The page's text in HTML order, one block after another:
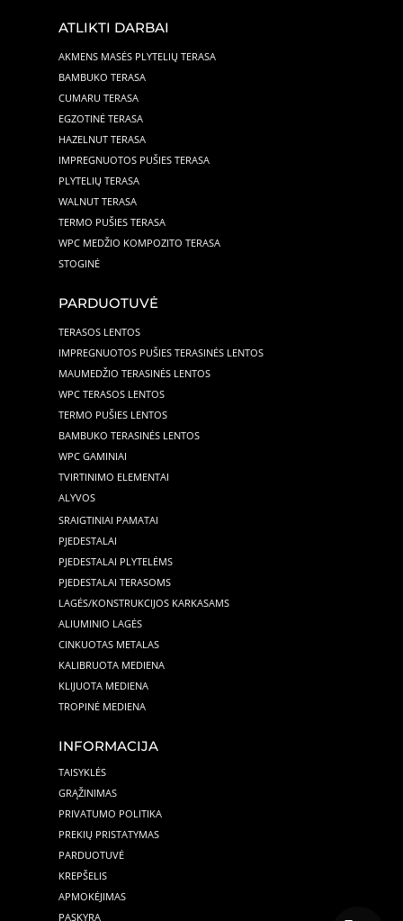
ATLIKTI DARBAI
AKMENS MASĖS PLYTELIŲ TERASA
BAMBUKO TERASA
CUMARU TERASA
EGZOTINĖ TERASA
HAZELNUT TERASA
IMPREGNUOTOS PUŠIES TERASA
PLYTELIŲ TERASA
WALNUT TERASA
TERMO PUŠIES TERASA
WPC MEDŽIO KOMPOZITO TERASA
STOGINĖ
PARDUOTUVĖ
TERASOS LENTOS
IMPREGNUOTOS PUŠIES TERASINĖS LENTOS
MAUMEDŽIO TERASINĖS LENTOS
WPC TERASOS LENTOS
TERMO PUŠIES LENTOS
BAMBUKO TERASINĖS LENTOS
WPC GAMINIAI
TVIRTINIMO ELEMENTAI
ALYVOS
SRAIGTINIAI PAMATAI
PJEDESTALAI
PJEDESTALAI PLYTELĖMS
PJEDESTALAI TERASOMS
LAGĖS/KONSTRUKCIJOS KARKASAMS
ALIUMINIO LAGĖS
CINKUOTAS METALAS
KALIBRUOTA MEDIENA
KLIJUOTA MEDIENA
TROPINĖ MEDIENA
INFORMACIJA
TAISYKLĖS
GRĄŽINIMAS
PRIVATUMO POLITIKA
PREKIŲ PRISTATYMAS
PARDUOTUVĖ
KREPŠELIS
APMOKĖJIMAS
PASKYRA